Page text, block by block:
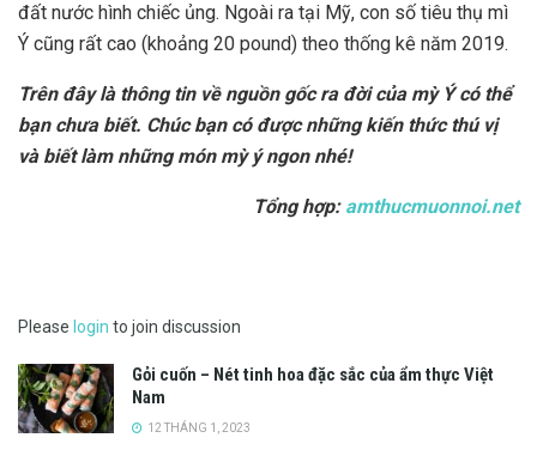
đất nước hình chiếc ủng. Ngoài ra tại Mỹ, con số tiêu thụ mì
Ý cũng rất cao (khoảng 20 pound) theo thống kê năm 2019.
Trên đây là thông tin về nguồn gốc ra đời của mỳ Ý có thể
bạn chưa biết. Chúc bạn có được những kiến thức thú vị
và biết làm những món mỳ ý ngon nhé!
Tổng hợp: amthucmuonnoi.net
Please login to join discussion
Gỏi cuốn – Nét tinh hoa đặc sắc của ẩm thực Việt
Nam
12 THÁNG 1, 2023